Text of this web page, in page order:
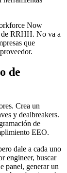
Now
de RRHH. No va a
que
de
Crea un
y dealbreakers.
de
EEO.
dale a cada uno
engineer, buscar
panel, generar un